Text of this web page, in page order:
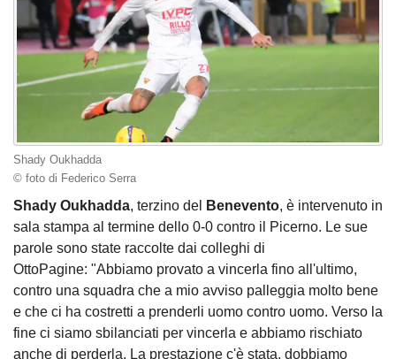
Shady Oukhadda
© foto di Federico Serra
Shady Oukhadda, terzino del Benevento, è intervenuto in
sala stampa al termine dello 0-0 contro il Picerno. Le sue
parole sono state raccolte dai colleghi di
OttoPagine: "Abbiamo provato a vincerla fino all'ultimo,
contro una squadra che a mio avviso palleggia molto bene
e che ci ha costretti a prenderli uomo contro uomo. Verso la
fine ci siamo sbilanciati per vincerla e abbiamo rischiato
anche di perderla. La prestazione c'è stata, dobbiamo